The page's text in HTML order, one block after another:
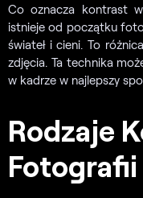
Co oznacza kontrast
istnieje od początku
świateł i cieni. To
zdjęcia. Ta technika
w kadrze w najlepszy
Rodzaje
Fotografii